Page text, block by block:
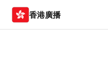
香港廣播